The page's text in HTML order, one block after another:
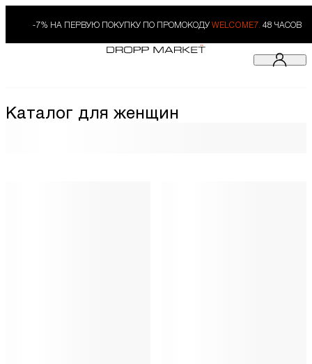
-7% НА ПЕРВУЮ ПОКУПКУ ПО ПРОМОКОДУ WELCOME7. 48 ЧАСОВ
Каталог для женщин